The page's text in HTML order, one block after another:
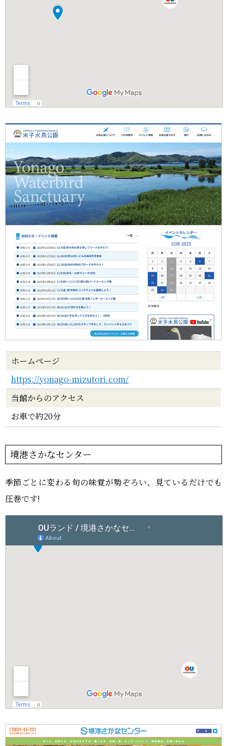
ホームページ
https://yonago-mizutori.com/
当館からのアクセス
お車で約20分
境港さかなセンター
季節ごとに変わる旬の味覚が勢ぞろい、見ているだけでも
圧巻です!